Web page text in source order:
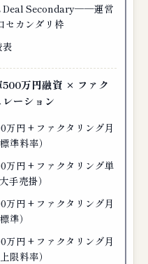
Deal Secondary──運営
セカンダリ枠
500万円融資 × ファク
ーション
円 + ファクタリング月
準料率）
円 + ファクタリング単
手売掛）
円 + ファクタリング月
準）
円 + ファクタリング月
限料率）